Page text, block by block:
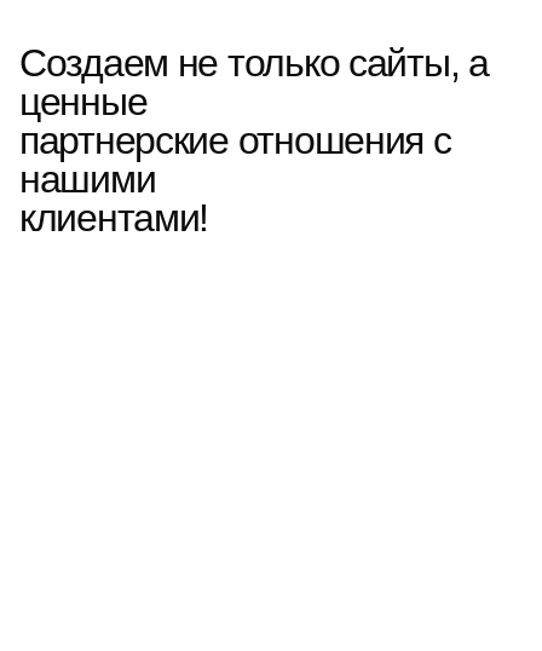
Создаем не только сайты, а
ценные
партнерские отношения с
нашими
клиентами!